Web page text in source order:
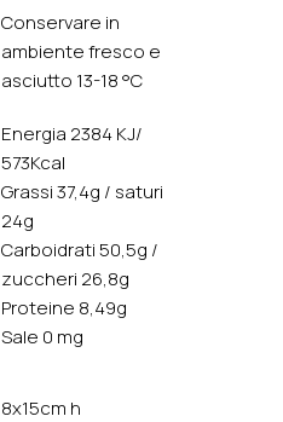
Conservare in
ambiente fresco e
asciutto 13-18 °C
Energia 2384 KJ/
573Kcal
Grassi 37,4g / saturi
24g
Carboidrati 50,5g /
zuccheri 26,8g
Proteine 8,49g
Sale 0 mg
8x15cm h